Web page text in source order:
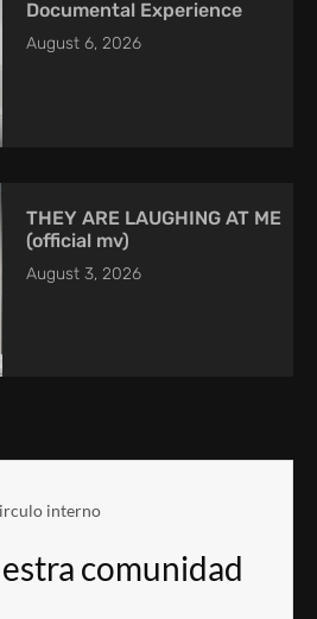
Documental Experience
August 6, 2026
THEY ARE LAUGHING AT ME
(official mv)
August 3, 2026
interno
comunidad